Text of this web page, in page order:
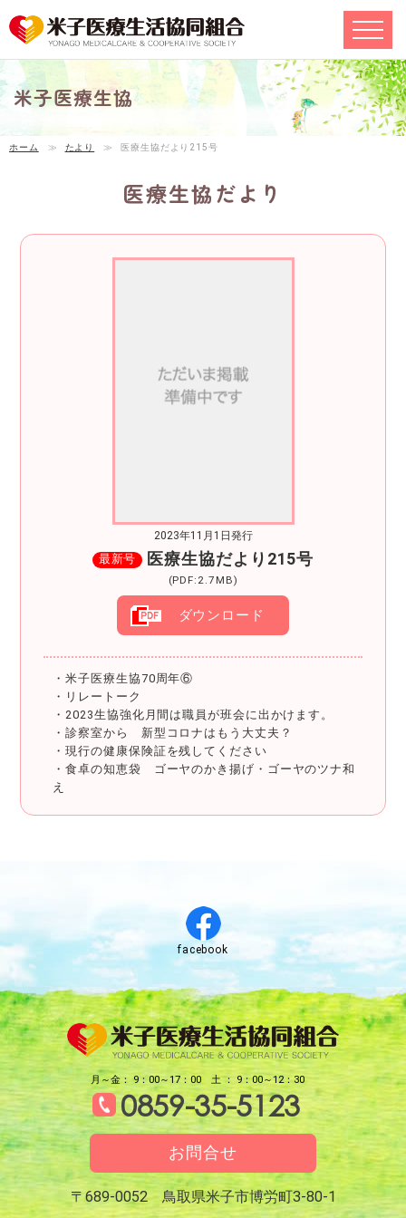
米子医療生協
ホーム ≫ たより ≫ 医療生協だより215号
医療生協だより
2023年11月1日発行
最新号 医療生協だより215号
(PDF:2.7MB)
ダウンロード
・米子医療生協70周年⑥
・リレートーク
・2023生協強化月間は職員が班会に出かけます。
・診察室から 新型コロナはもう大丈夫？
・現行の健康保険証を残してください
・食卓の知恵袋 ゴーヤのかき揚げ・ゴーヤのツナ和
え
facebook
月～金： 9：00～17：00 土 ： 9：00～12：30
0859-35-5123
お問合せ
〒689-0052 鳥取県米子市博労町3-80-1